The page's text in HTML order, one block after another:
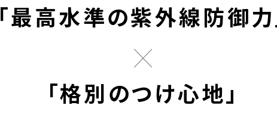
「最高水準の紫外線防御力
「格別のつけ心地」